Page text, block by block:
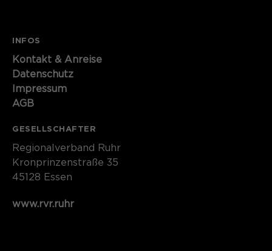
INFOS
Kontakt​​​​​ & Anreise
Datenschutz
Impressum
AGB
GESELLSCHAFTER
Regionalverband Ruhr
Kronprinzenstraße 35
45128 Essen
www.rvr.ruhr